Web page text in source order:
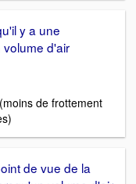
y a une
d'air
de frottement
de vue de la